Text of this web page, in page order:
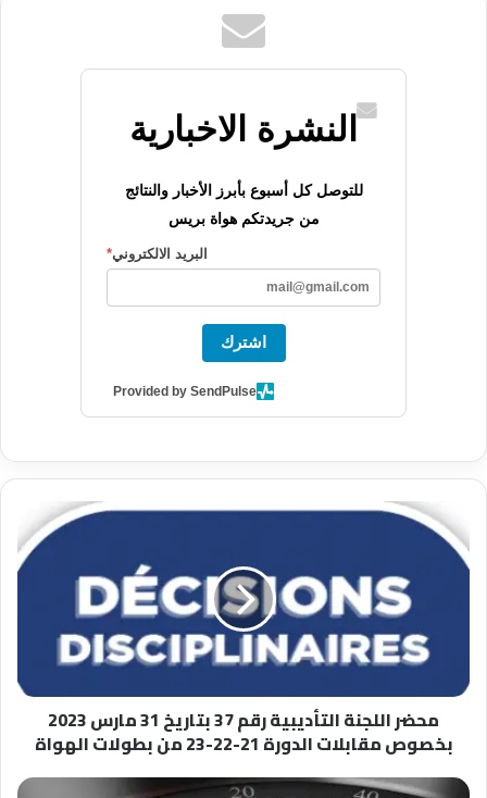
النشرة الاخبارية
للتوصل كل أسبوع بأبرز الأخبار والنتائج
من جريدتكم هواة بريس
البريد الالكتروني*
اشترك
Provided by SendPulse
محضر
اللجنة
التأديبية
2023
بخصوص
مقابلات
محضر اللجنة التأديبية رقم 37 بتاريخ 31 مارس 2023
بخصوص مقابلات الدورة 21-22-23 من بطولات الهواة
قرار